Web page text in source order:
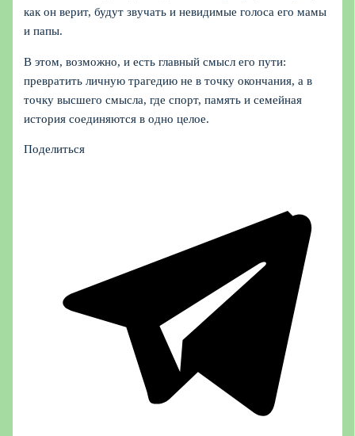
как он верит, будут звучать и невидимые голоса его мамы
и папы.
В этом, возможно, и есть главный смысл его пути:
превратить личную трагедию не в точку окончания, а в
точку высшего смысла, где спорт, память и семейная
история соединяются в одно целое.
Поделиться